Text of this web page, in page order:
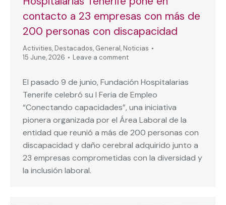
contacto a 23 empresas con más de
200 personas con discapacidad
Activities, Destacados, General, Noticias
15 June, 2026
Leave a comment
El pasado 9 de junio, Fundación Hospitalarias
Tenerife celebró su I Feria de Empleo
“Conectando capacidades”, una iniciativa
pionera organizada por el Área Laboral de la
entidad que reunió a más de 200 personas con
discapacidad y daño cerebral adquirido junto a
23 empresas comprometidas con la diversidad y
la inclusión laboral.